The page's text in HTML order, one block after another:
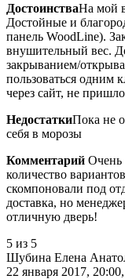
ДостоинстваНа мой
Достойные и
панель WoodLine).
внушительный вес.
закрыванием/
пользоваться одним
через сайт, не
НедостаткиПока не
себя в морозы
Комментарий Очень
количество
скомпоновали под
доставка, но
отличную дверь!
5 из 5
Шубина Елена
22 января 2017,